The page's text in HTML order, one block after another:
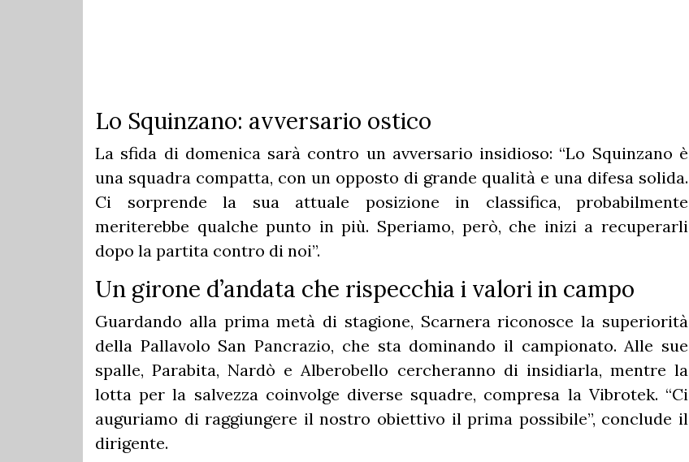
Lo Squinzano: avversario ostico
La sfida di domenica sarà contro un avversario insidioso: “Lo Squinzano è
una squadra compatta, con un opposto di grande qualità e una difesa solida.
Ci sorprende la sua attuale posizione in classifica, probabilmente
meriterebbe qualche punto in più. Speriamo, però, che inizi a recuperarli
dopo la partita contro di noi”.
Un girone d’andata che rispecchia i valori in campo
Guardando alla prima metà di stagione, Scarnera riconosce la superiorità
della Pallavolo San Pancrazio, che sta dominando il campionato. Alle sue
spalle, Parabita, Nardò e Alberobello cercheranno di insidiarla, mentre la
lotta per la salvezza coinvolge diverse squadre, compresa la Vibrotek. “Ci
auguriamo di raggiungere il nostro obiettivo il prima possibile”, conclude il
dirigente.